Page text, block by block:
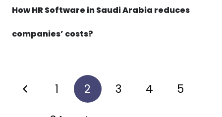
How HR Software in Saudi Arabia reduces
companies’ costs?
1 2 3 4
5